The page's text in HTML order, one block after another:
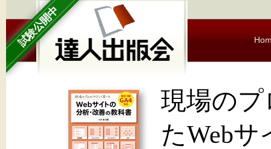
試験公開中
現場の
たWeb